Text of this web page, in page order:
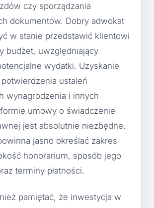
czy sporządzania
dokumentów. Dobry adwokat
w stanie przedstawić klientowi
budżet, uwzględniający
wydatki. Uzyskanie
ustaleń
wynagrodzenia i innych
umowy o świadczenie
jest absolutnie niezbędne.
jasno określać zakres
honorarium, sposób jego
terminy płatności.
pamiętać, że inwestycja w